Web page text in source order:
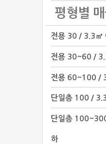
평형별
전용 30 / 3.3㎡
전용 30~60 /
전용 60~100 /
단일층 100 /
단일층
하